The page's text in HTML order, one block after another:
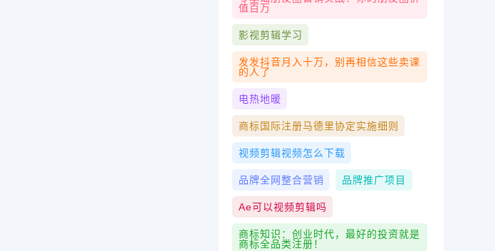
值百万
影视剪辑学习
发发抖音月入十万，别再相信这些卖课
的人了
电热地暖
商标国际注册马德里协定实施细则
视频剪辑视频怎么下载
品牌全网整合营销 品牌推广项目
Ae可以视频剪辑吗
商标知识：创业时代，最好的投资就是
商标全品类注册！